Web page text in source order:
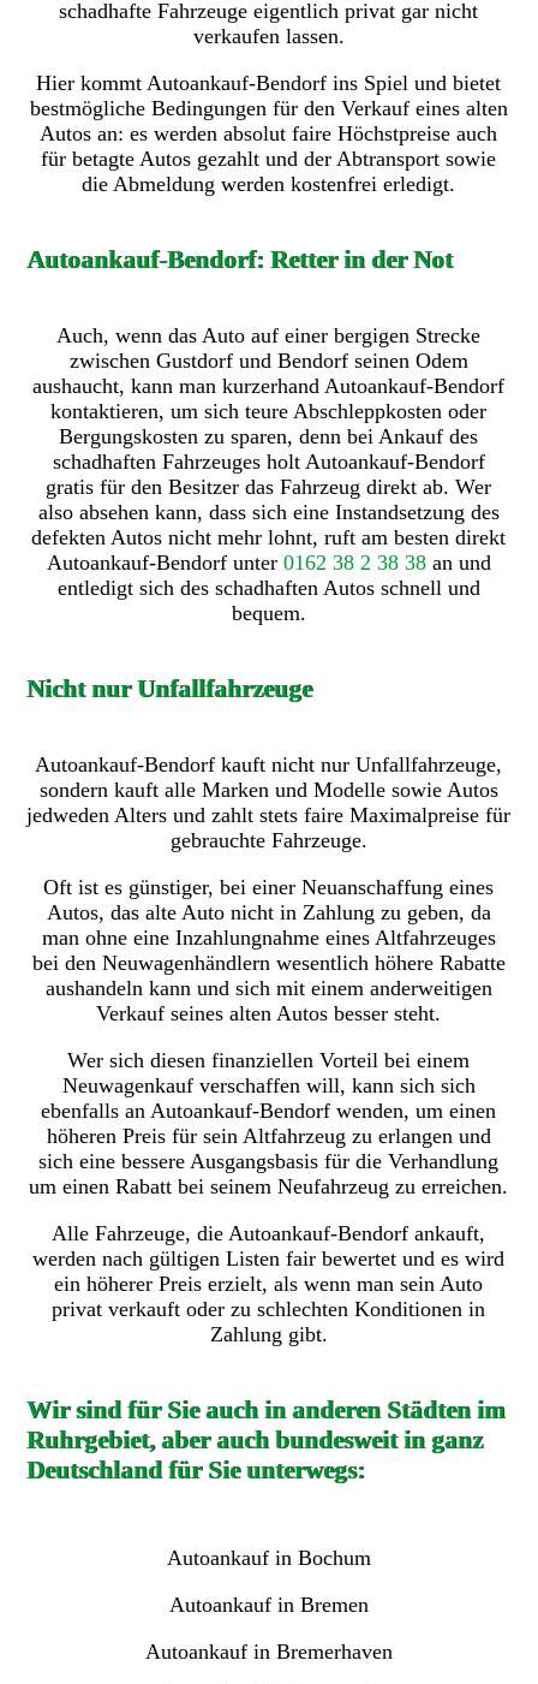
schadhafte Fahrzeuge eigentlich privat gar nicht
verkaufen lassen.
Hier kommt Autoankauf-Bendorf ins Spiel und bietet
bestmögliche Bedingungen für den Verkauf eines alten
Autos an: es werden absolut faire Höchstpreise auch
für betagte Autos gezahlt und der Abtransport sowie
die Abmeldung werden kostenfrei erledigt.
Autoankauf-Bendorf: Retter in der Not
Auch, wenn das Auto auf einer bergigen Strecke
zwischen Gustdorf und Bendorf seinen Odem
aushaucht, kann man kurzerhand Autoankauf-Bendorf
kontaktieren, um sich teure Abschleppkosten oder
Bergungskosten zu sparen, denn bei Ankauf des
schadhaften Fahrzeuges holt Autoankauf-Bendorf
gratis für den Besitzer das Fahrzeug direkt ab. Wer
also absehen kann, dass sich eine Instandsetzung des
defekten Autos nicht mehr lohnt, ruft am besten direkt
Autoankauf-Bendorf unter 0162 38 2 38 38an und
entledigt sich des schadhaften Autos schnell und
bequem.
Nicht nur Unfallfahrzeuge
Autoankauf-Bendorf kauft nicht nur Unfallfahrzeuge,
sondern kauft alle Marken und Modelle sowie Autos
jedweden Alters und zahlt stets faire Maximalpreise für
gebrauchte Fahrzeuge.
Oft ist es günstiger, bei einer Neuanschaffung eines
Autos, das alte Auto nicht in Zahlung zu geben, da
man ohne eine Inzahlungnahme eines Altfahrzeuges
bei den Neuwagenhändlern wesentlich höhere Rabatte
aushandeln kann und sich mit einem anderweitigen
Verkauf seines alten Autos besser steht.
Wer sich diesen finanziellen Vorteil bei einem
Neuwagenkauf verschaffen will, kann sich sich
ebenfalls an Autoankauf-Bendorf wenden, um einen
höheren Preis für sein Altfahrzeug zu erlangen und
sich eine bessere Ausgangsbasis für die Verhandlung
um einen Rabatt bei seinem Neufahrzeug zu erreichen.
Alle Fahrzeuge, die Autoankauf-Bendorf ankauft,
werden nach gültigen Listen fair bewertet und es wird
ein höherer Preis erzielt, als wenn man sein Auto
privat verkauft oder zu schlechten Konditionen in
Zahlung gibt.
Wir sind für Sie auch in anderen Städten im
Ruhrgebiet, aber auch bundesweit in ganz
Deutschland für Sie unterwegs:
Autoankauf in Bochum
Autoankauf in Bremen
Autoankauf in Bremerhaven